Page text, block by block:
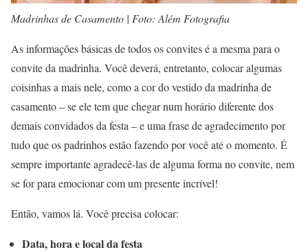
Madrinhas de Casamento | Foto: Além Fotografia
As informações básicas de todos os convites é a mesma para o
convite da madrinha. Você deverá, entretanto, colocar algumas
coisinhas a mais nele, como a cor do vestido da madrinha de
casamento – se ele tem que chegar num horário diferente dos
demais convidados da festa – e uma frase de agradecimento por
tudo que os padrinhos estão fazendo por você até o momento. É
sempre importante agradecê-las de alguma forma no convite, nem
se for para emocionar com um presente incrível!
Então, vamos lá. Você precisa colocar:
Data, hora e local da festa